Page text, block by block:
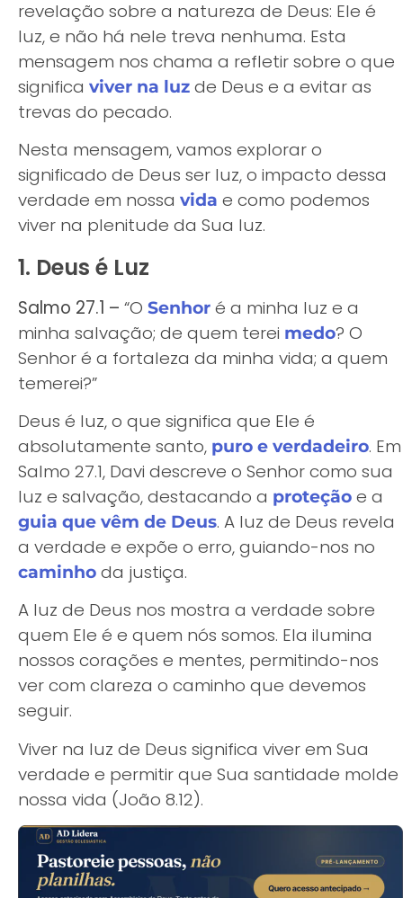
revelação sobre a natureza de Deus: Ele é
luz, e não há nele treva nenhuma. Esta
mensagem nos chama a refletir sobre o que
significa viver na luz de Deus e a evitar as
trevas do pecado.
Nesta mensagem, vamos explorar o
significado de Deus ser luz, o impacto dessa
verdade em nossa vida e como podemos
viver na plenitude da Sua luz.
1. Deus é Luz
Salmo 27.1 – “O Senhor é a minha luz e a
minha salvação; de quem terei medo? O
Senhor é a fortaleza da minha vida; a quem
temerei?”
Deus é luz, o que significa que Ele é
absolutamente santo, puro e verdadeiro. Em
Salmo 27.1, Davi descreve o Senhor como sua
luz e salvação, destacando a proteção e a
guia que vêm de Deus. A luz de Deus revela
a verdade e expõe o erro, guiando-nos no
caminho da justiça.
A luz de Deus nos mostra a verdade sobre
quem Ele é e quem nós somos. Ela ilumina
nossos corações e mentes, permitindo-nos
ver com clareza o caminho que devemos
seguir.
Viver na luz de Deus significa viver em Sua
verdade e permitir que Sua santidade molde
nossa vida (João 8.12).